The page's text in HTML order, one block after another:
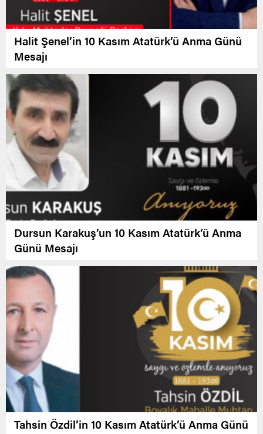
Halit Şenel’in 10 Kasım Atatürk’ü Anma Günü
Mesajı
Dursun Karakuş’un 10 Kasım Atatürk’ü Anma
Günü Mesajı
Tahsin Özdil’in 10 Kasım Atatürk’ü Anma Günü